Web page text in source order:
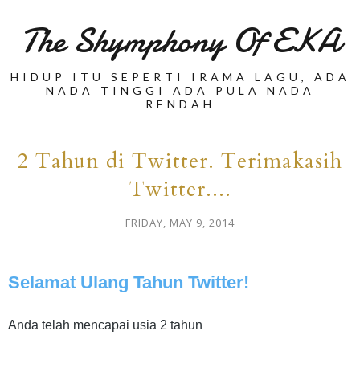
The Shymphony Of EKA
HIDUP ITU SEPERTI IRAMA LAGU, ADA
NADA TINGGI ADA PULA NADA
RENDAH
2 Tahun di Twitter. Terimakasih
Twitter....
FRIDAY, MAY 9, 2014
Selamat Ulang Tahun Twitter!
Anda telah mencapai usia 2 tahun